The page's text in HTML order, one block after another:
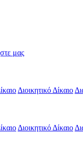
μας
Διοικητικό Δίκαιο
Διοικητικό Δίκαιο